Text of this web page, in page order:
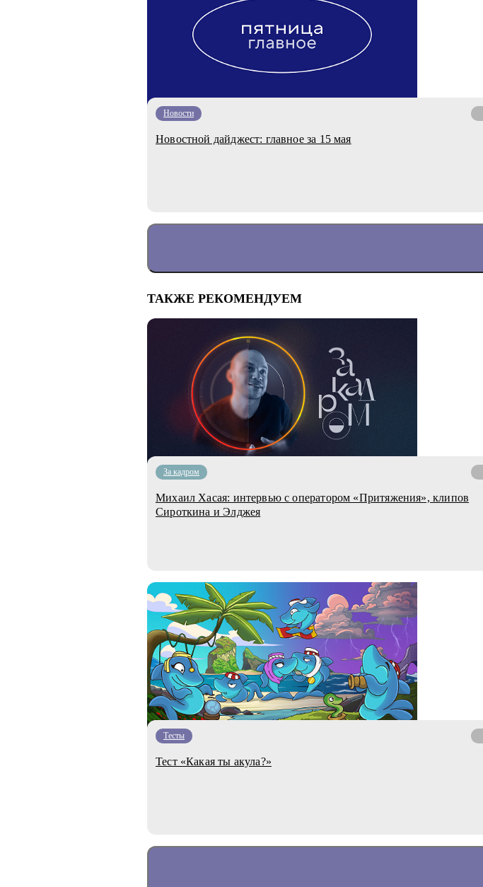
Новости
Новостной дайджест: главное за 15 мая
ТАКЖЕ РЕКОМЕНДУЕМ
За кадром
Михаил Хасая: интервью с оператором «Притяжения», клипов
Сироткина и Элджея
Тесты
Тест «Какая ты акула?»